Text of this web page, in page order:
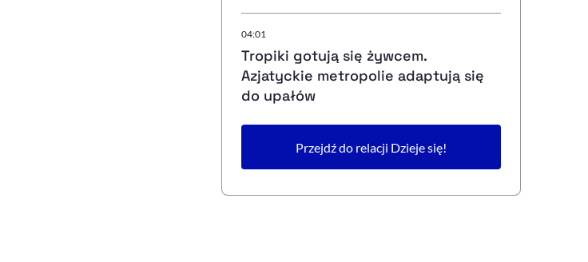
04:01
Tropiki gotują się żywcem.
Azjatyckie metropolie adaptują się
do upałów
Przejdź do relacji Dzieje się!